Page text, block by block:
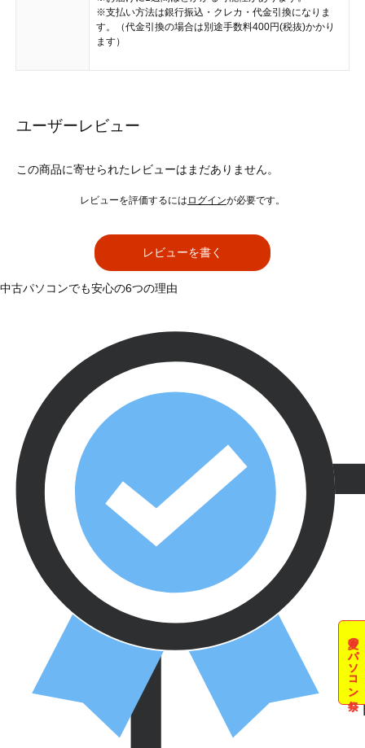
※支払い方法は銀行振込・クレカ・代金引換になりま
す。（代金引換の場合は別途手数料400円(税抜)かかり
ます）
ユーザーレビュー
この商品に寄せられたレビューはまだありません。
レビューを評価するには ログインが必要です。
レビューを書く
夏のパソコン祭
中古パソコンでも安心の6つの理由